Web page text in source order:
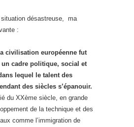
désastreuse, ma
:
civilisation européenne fut
un cadre politique, social et
lequel le talent des
des siècles s’épanouir.
du XXème siècle, en grande
de la technique et des
comme l’immigration de